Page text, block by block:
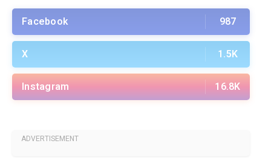
Facebook 987
X 1.5K
Instagram 16.8K
ADVERTISEMENT